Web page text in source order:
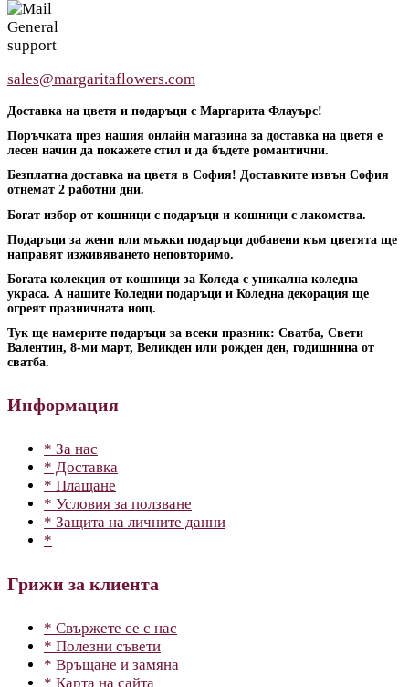
General
support
sales@margaritaflowers.com
Доставка на цветя и подаръци с Маргарита Флауърс!
Поръчката през нашия онлайн магазина за доставка на цветя е
лесен начин да покажете стил и да бъдете романтични.
Безплатна доставка на цветя в София! Доставките извън София
отнемат 2 работни дни.
Богат избор от кошници с подаръци и кошници с лакомства.
Подаръци за жени или мъжки подаръци добавени към цветята ще
направят изживяването неповторимо.
Богата колекция от кошници за Коледа с уникална коледна
украса. А нашите Коледни подаръци и Коледна декорация ще
огреят празничната нощ.
Тук ще намерите подаръци за всеки празник: Сватба, Свети
Валентин, 8-ми март, Великден или рожден ден, годишнина от
сватба.
Информация
* За нас
* Доставка
* Плащане
* Условия за ползване
* Защита на личните данни
*
Грижи за клиента
* Свържете се с нас
* Полезни съвети
* Връщане и замяна
* Карта на сайта